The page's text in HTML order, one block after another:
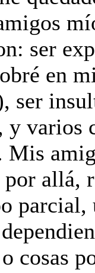
ser
en
ser
y varios
Mis
por allá,
cosas